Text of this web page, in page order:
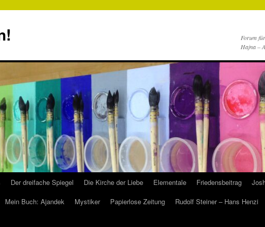
Forum
Hajna –
Der dreifache Spiegel Die Kirche der Liebe Elementale Friedensbeitrag
Mein Buch: Ajandek Mystiker Papierlose Zeitung Rudolf Steiner – Hans Henzi